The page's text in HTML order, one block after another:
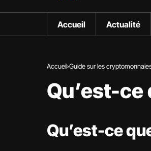
Accueil Actualité
Accueil Guide sur les
Qu’est-ce
Qu’est-ce